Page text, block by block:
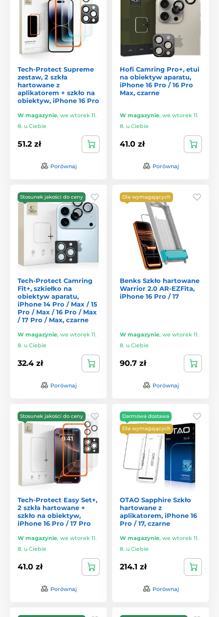
Tech-Protect Supreme
zestaw, 2 szkła
hartowane z
aplikatorem + szkło na
obiektyw, iPhone 16 Pro
W magazynie, we wtorek 11.
8. u Ciebie
51.2 zł
Porównaj
Hofi Camring Pro+, etui
na obiektyw aparatu,
iPhone 16 Pro / 16 Pro
Max, czarne
W magazynie, we wtorek 11.
8. u Ciebie
41.0 zł
Porównaj
Stosunek jakości do ceny
Tech-Protect Camring
Fit+, szkiełko na
obiektyw aparatu,
iPhone 14 Pro / Max / 15
Pro / Max / 16 Pro / Max
/ 17 Pro / Max, czarne
W magazynie, we wtorek 11.
8. u Ciebie
32.4 zł
Porównaj
Dla wymagających
Benks Szkło hartowane
Warrior 2.0 AR-EZFita,
iPhone 16 Pro / 17
W magazynie, we wtorek 11.
8. u Ciebie
90.7 zł
Porównaj
Stosunek jakości do ceny
Tech-Protect Easy Set+,
2 szkła hartowane +
szkło na obiektyw,
iPhone 16 Pro / 17 Pro
W magazynie, we wtorek 11.
8. u Ciebie
41.0 zł
Porównaj
Darmowa dostawa
Dla wymagających
OTAO Sapphire Szkło
hartowane z
aplikatorem, iPhone 16
Pro / 17, czarne
W magazynie, we wtorek 11.
8. u Ciebie
214.1 zł
Porównaj